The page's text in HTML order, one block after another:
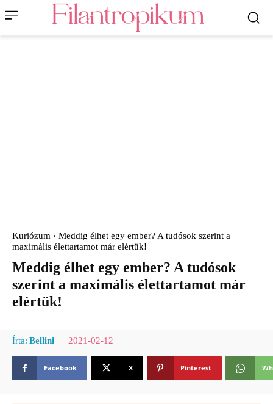
Kuriózum
Meddig élhet egy ember? A tudósok szerint a
maximális élettartamot már elértük!
Meddig élhet egy ember? A tudósok
szerint a maximális élettartamot már
elértük!
Írta: Bellini 2021-02-12
Facebook X Pinterest